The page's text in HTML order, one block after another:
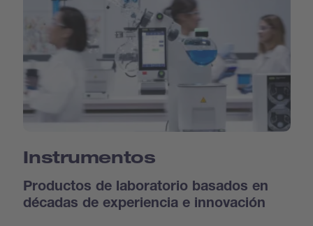
Instrumentos
Productos de laboratorio basados en
décadas de experiencia e innovación